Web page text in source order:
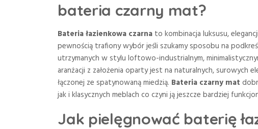
bateria czarny mat?
Bateria łazienkowa czarna to kombinacja luksusu,
pewnością trafiony wybór jeśli szukamy sposobu na
utrzymanych w stylu loftowo-industrialnym,
aranżacji z założenia oparty jest na naturalnych, surowych
łączonej ze spatynowaną miedzią. Bateria czarny mat
jak i klasycznych meblach co czyni ją jeszcze bardziej
Jak pielęgnować baterię